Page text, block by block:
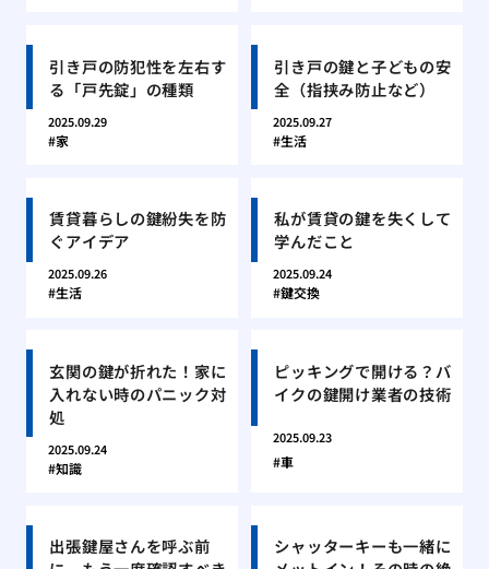
引き戸の防犯性を左右す
る「戸先錠」の種類
2025.09.29
家
引き戸の鍵と子どもの安
全（指挟み防止など）
2025.09.27
生活
賃貸暮らしの鍵紛失を防
ぐアイデア
2025.09.26
生活
私が賃貸の鍵を失くして
学んだこと
2025.09.24
鍵交換
玄関の鍵が折れた！家に
入れない時のパニック対
処
2025.09.24
知識
ピッキングで開ける？バ
イクの鍵開け業者の技術
2025.09.23
車
出張鍵屋さんを呼ぶ前
シャッターキーも一緒に